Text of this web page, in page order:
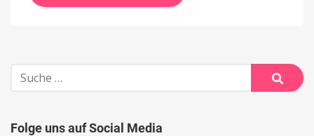
Suche
nach:
Suche
Folge uns auf Social Media